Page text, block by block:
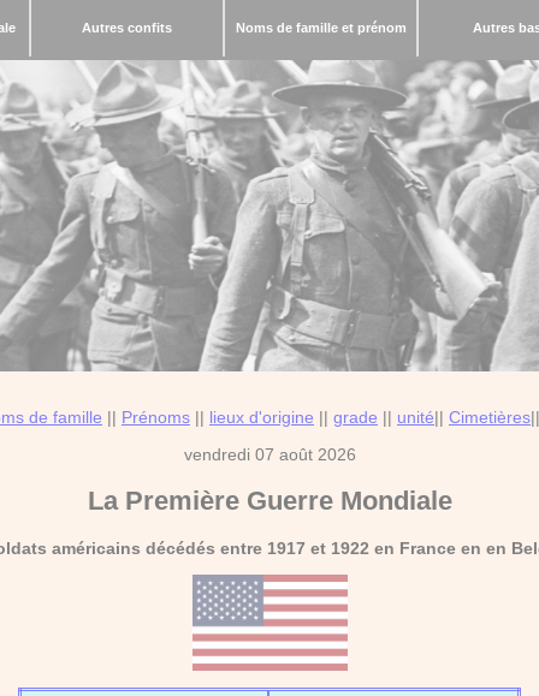
Autres confits Noms de famille et prénom Autres
de famille || Prénoms || lieux d'origine || grade || unité|| Cimetières||
vendredi 07 août 2026
La Première Guerre Mondiale
américains décédés entre 1917 et 1922 en France en en